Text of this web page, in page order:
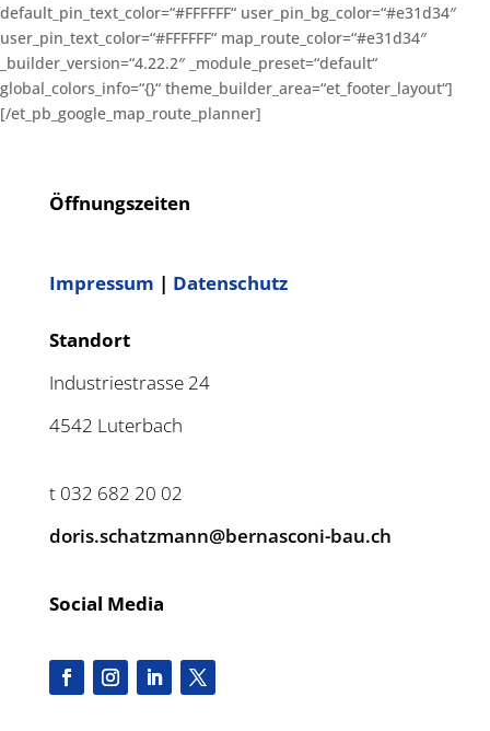
default_pin_text_color=“#FFFFFF“ user_pin_bg_color=“#e31d34″
user_pin_text_color=“#FFFFFF“ map_route_color=“#e31d34″
_builder_version=“4.22.2″ _module_preset=“default“
global_colors_info=“{}“ theme_builder_area=“et_footer_layout“]
[/et_pb_google_map_route_planner]
Öffnungszeiten
Impressum | Datenschutz
Standort
Industriestrasse 24
4542 Luterbach
t 032 682 20 02
doris.schatzmann@bernasconi-bau.ch
Social Media